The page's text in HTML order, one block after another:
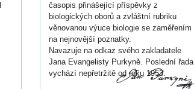
časopis přinášející příspěvky z
biologických oborů a zvláštní rubriku
věnovanou výuce biologie se zaměřením
na nejnovější poznatky.
Navazuje na odkaz svého zakladatele
Jana Evangelisty Purkyně. Poslední řada
vychází nepřetržitě od roku 1953.